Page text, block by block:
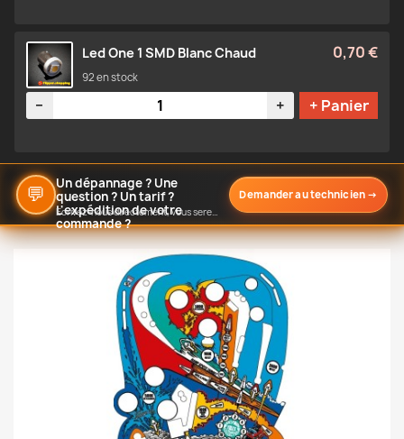
Led One 1 SMD Blanc Chaud 0,70 €
92 en stock
− + + Panier
💬
Un dépannage ? Une
question ? Un tarif ?
L'expédition de votre
commande ?
Écrivez-nous directement, vous serez notifié de notre réponse
Demander au technicien →